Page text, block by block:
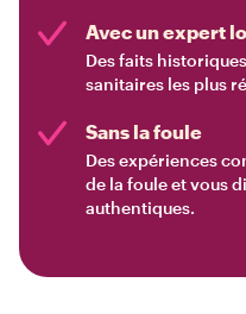
Avec un expert
Des faits
sanitaires les plus
Sans la foule
Des expériences
de la foule et vous
authentiques.